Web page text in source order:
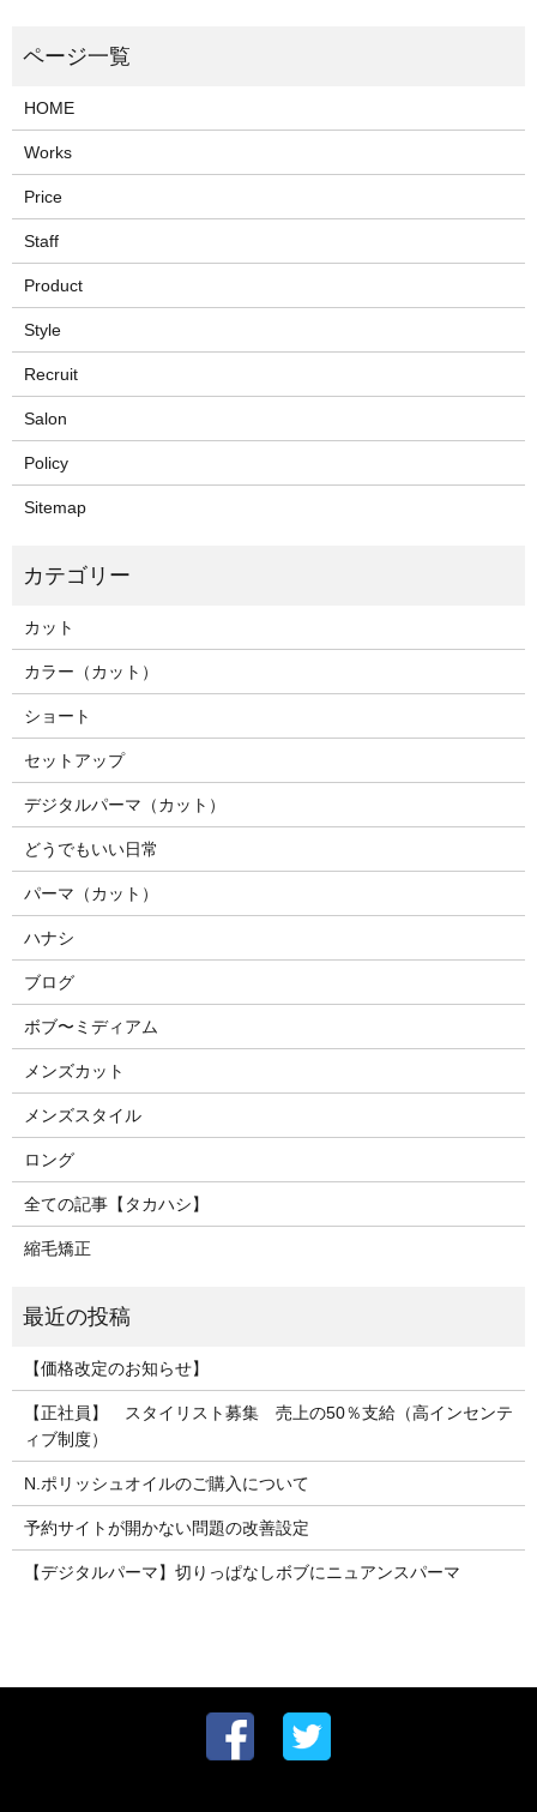
HOME
Works
Price
Staff
Product
Style
Recruit
Salon
Policy
Sitemap
カット
カラー（カット）
ショート
セットアップ
デジタルパーマ（カット）
どうでもいい日常
パーマ（カット）
ハナシ
ブログ
ボブ〜ミディアム
メンズカット
メンズスタイル
ロング
全ての記事【タカハシ】
縮毛矯正
【価格改定のお知らせ】
【正社員】 スタイリスト募集 売上の50％支給（高インセンテ
ィブ制度）
N.ポリッシュオイルのご購入について
予約サイトが開かない問題の改善設定
【デジタルパーマ】切りっぱなしボブにニュアンスパーマ